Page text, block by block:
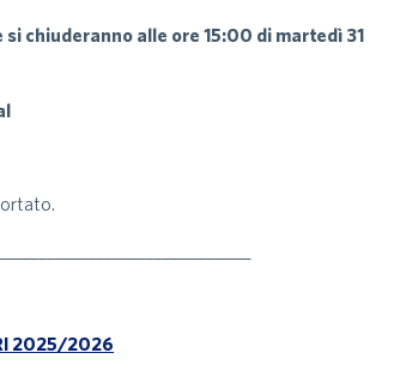
chiuderanno alle ore 15:00 di martedì 31
2025/2026